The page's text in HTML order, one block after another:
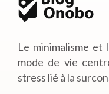
Le minimalisme
mode de vie
stress lié à la